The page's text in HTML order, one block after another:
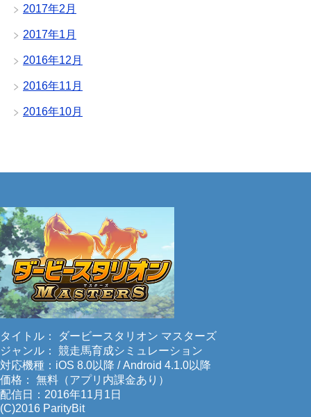
2017年2月
2017年1月
2016年12月
2016年11月
2016年10月
タイトル： ダービースタリオン マスターズ
ジャンル： 競走馬育成シミュレーション
対応機種：iOS 8.0以降 / Android 4.1.0以降
価格： 無料（アプリ内課金あり）
配信日：2016年11月1日
(C)2016 ParityBit